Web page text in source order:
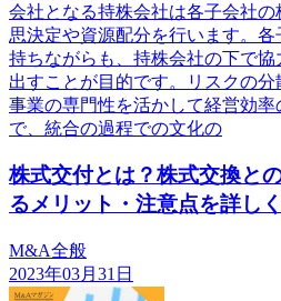
会社となる持株会社は各子会社
思決定や資源配分を行います。
持ちながらも、持株会社の下で
出すことが目的です。リスクの
事業の専門性を活かして経営効
で、統合の過程での文化の
株式交付とは？株式交換と
るメリット・注意点を詳し
M&A全般
2023年03月31日